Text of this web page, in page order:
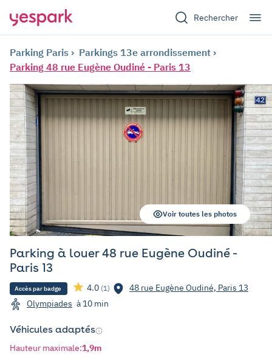
Rechercher
Parking Paris
Parkings 13e arrondissement
Parking 48 rue Eugène Oudiné - Paris 13
Parking à louer 48 rue Eugène Oudiné -
Paris 13
Accès par badge 4.0 (1)
48 rue Eugène Oudiné, Paris 13
Olympiades à 10 min
Voir toutes les photos
Véhicules adaptés
Hauteur maximale:1,9m